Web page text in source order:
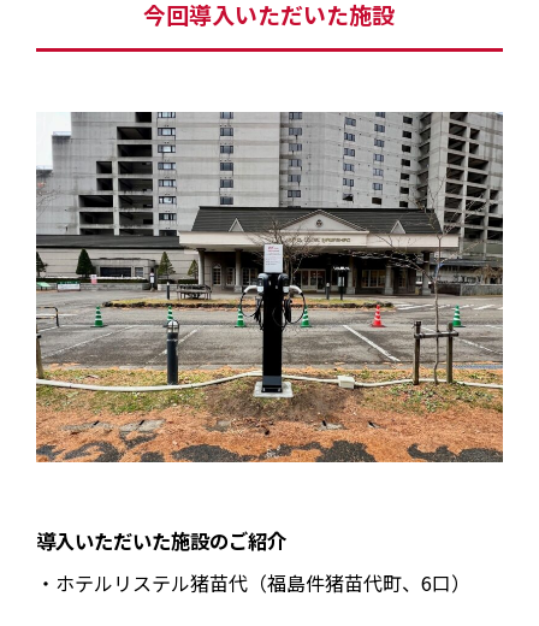
今回導入いただいた施設
導入いただいた施設のご紹介
・ホテルリステル猪苗代（福島件猪苗代町、6口）